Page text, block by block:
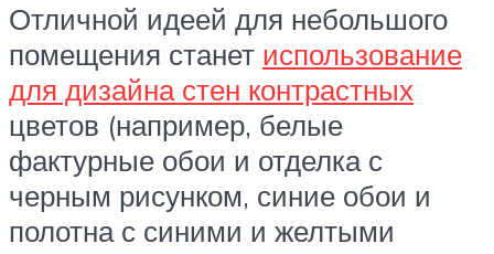
Отличной идеей для небольшого
помещения станет использование
для дизайна стен контрастных
цветов (например, белые
фактурные обои и отделка с
черным рисунком, синие обои и
полотна с синими и желтыми